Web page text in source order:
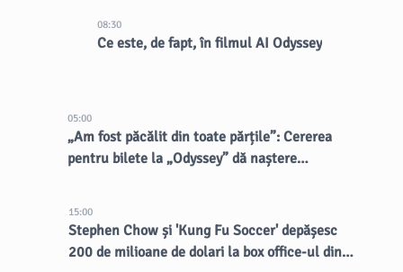
08:30
Ce este, de fapt, în filmul AI Odyssey
05:00
„Am fost păcălit din toate părțile”: Cererea
pentru bilete la „Odyssey” dă naștere
15:00
Stephen Chow și 'Kung Fu Soccer' depășesc
200 de milioane de dolari la box office-ul din